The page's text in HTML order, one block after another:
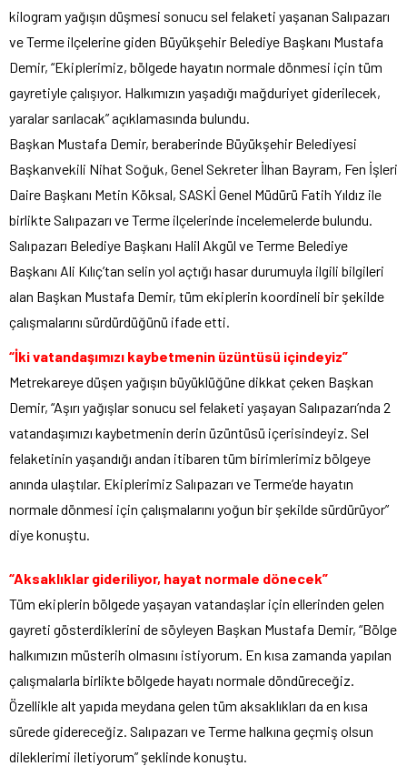
kilogram yağışın düşmesi sonucu sel felaketi yaşanan Salıpazarı
ve Terme ilçelerine giden Büyükşehir Belediye Başkanı Mustafa
Demir, “Ekiplerimiz, bölgede hayatın normale dönmesi için tüm
gayretiyle çalışıyor. Halkımızın yaşadığı mağduriyet giderilecek,
yaralar sarılacak” açıklamasında bulundu.
Başkan Mustafa Demir, beraberinde Büyükşehir Belediyesi
Başkanvekili Nihat Soğuk, Genel Sekreter İlhan Bayram, Fen İşleri
Daire Başkanı Metin Köksal, SASKİ Genel Müdürü Fatih Yıldız ile
birlikte Salıpazarı ve Terme ilçelerinde incelemelerde bulundu.
Salıpazarı Belediye Başkanı Halil Akgül ve Terme Belediye
Başkanı Ali Kılıç’tan selin yol açtığı hasar durumuyla ilgili bilgileri
alan Başkan Mustafa Demir, tüm ekiplerin koordineli bir şekilde
çalışmalarını sürdürdüğünü ifade etti.
“İki vatandaşımızı kaybetmenin üzüntüsü içindeyiz”
Metrekareye düşen yağışın büyüklüğüne dikkat çeken Başkan
Demir, “Aşırı yağışlar sonucu sel felaketi yaşayan Salıpazarı’nda 2
vatandaşımızı kaybetmenin derin üzüntüsü içerisindeyiz. Sel
felaketinin yaşandığı andan itibaren tüm birimlerimiz bölgeye
anında ulaştılar. Ekiplerimiz Salıpazarı ve Terme’de hayatın
normale dönmesi için çalışmalarını yoğun bir şekilde sürdürüyor”
diye konuştu.
“Aksaklıklar gideriliyor, hayat normale dönecek”
Tüm ekiplerin bölgede yaşayan vatandaşlar için ellerinden gelen
gayreti gösterdiklerini de söyleyen Başkan Mustafa Demir, “Bölge
halkımızın müsterih olmasını istiyorum. En kısa zamanda yapılan
çalışmalarla birlikte bölgede hayatı normale döndüreceğiz.
Özellikle alt yapıda meydana gelen tüm aksaklıkları da en kısa
sürede gidereceğiz. Salıpazarı ve Terme halkına geçmiş olsun
dileklerimi iletiyorum” şeklinde konuştu.